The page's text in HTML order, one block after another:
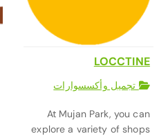
LOCCTINE
تجميل وأكسسوارات
At Mujan Park, you can
explore a variety of shops